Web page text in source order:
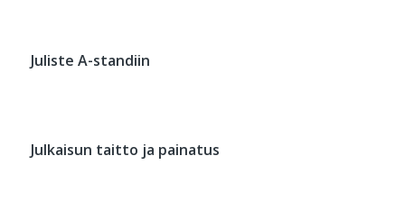
Juliste A-standiin
Julkaisun taitto ja painatus